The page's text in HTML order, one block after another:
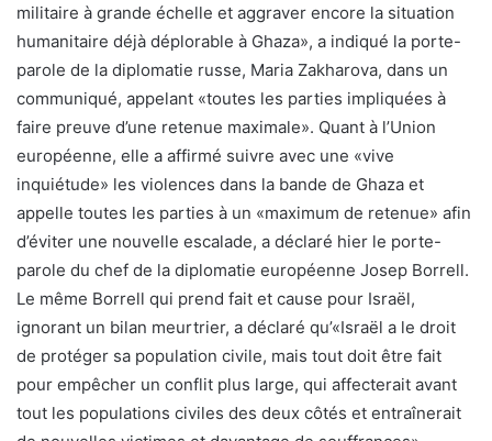
militaire à grande échelle et aggraver encore la situation
humanitaire déjà déplorable à Ghaza», a indiqué la porte-
parole de la diplomatie russe, Maria Zakharova, dans un
communiqué, appelant «toutes les parties impliquées à
faire preuve d’une retenue maximale». Quant à l’Union
européenne, elle a affirmé suivre avec une «vive
inquiétude» les violences dans la bande de Ghaza et
appelle toutes les parties à un «maximum de retenue» afin
d’éviter une nouvelle escalade, a déclaré hier le porte-
parole du chef de la diplomatie européenne Josep Borrell.
Le même Borrell qui prend fait et cause pour Israël,
ignorant un bilan meurtrier, a déclaré qu’«Israël a le droit
de protéger sa population civile, mais tout doit être fait
pour empêcher un conflit plus large, qui affecterait avant
tout les populations civiles des deux côtés et entraînerait